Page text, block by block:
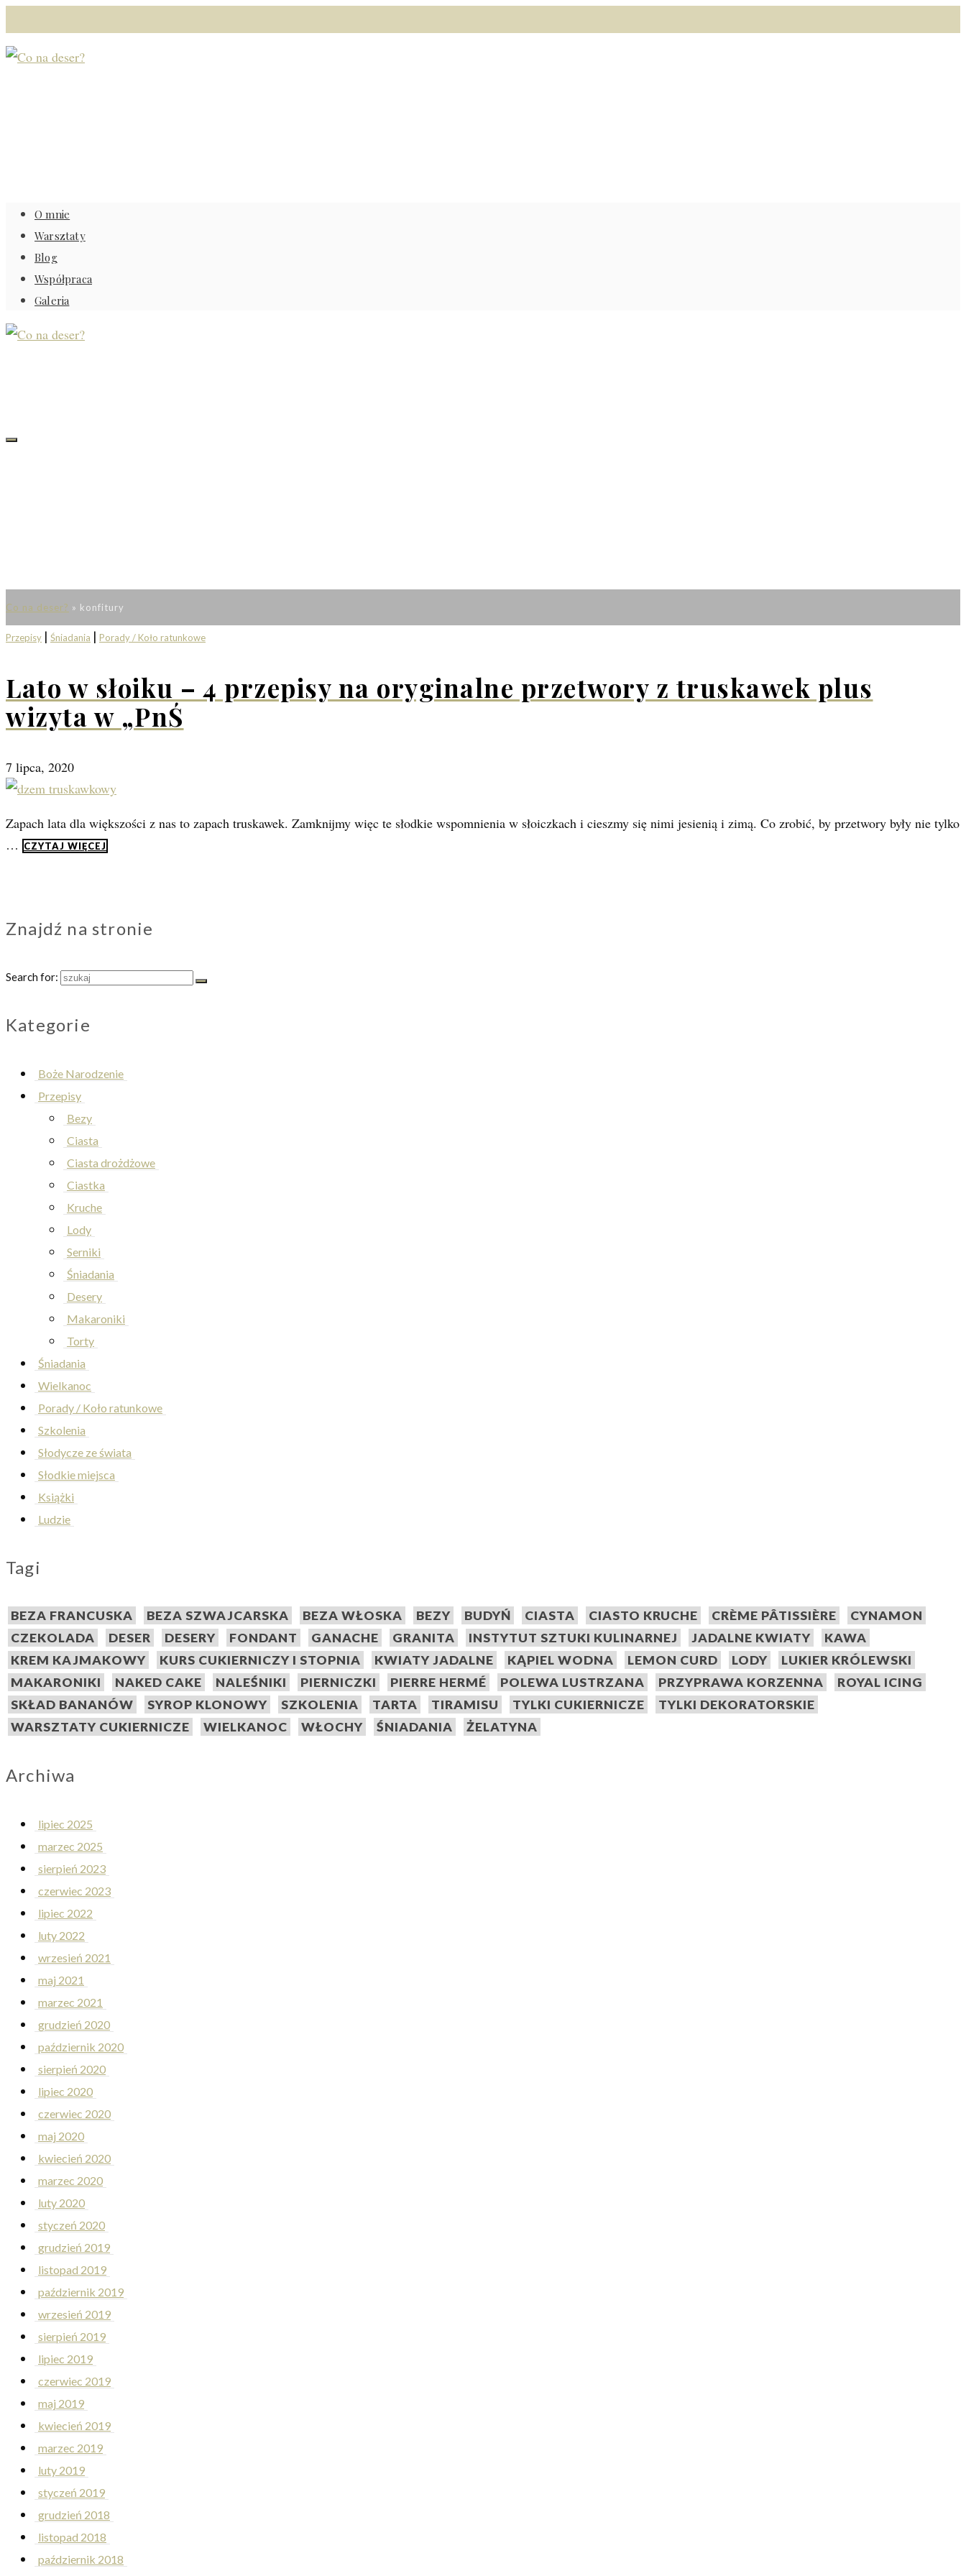
O mnie
Warsztaty
Blog
Współpraca
Galeria
Co na deser? » konfitury
Przepisy | Śniadania | Porady / Koło ratunkowe
Lato w słoiku – 4 przepisy na oryginalne przetwory z truskawek plus
wizyta w „PnŚ
7 lipca, 2020
Zapach lata dla większości z nas to zapach truskawek. Zamknijmy więc te słodkie wspomnienia w słoiczkach i cieszmy się nimi jesienią i zimą. Co zrobić, by przetwory były nie tylko
…
CZYTAJ WIĘCEJ
Znajdź na stronie
Search for:
Kategorie
Boże Narodzenie
Przepisy
Bezy
Ciasta
Ciasta drożdżowe
Ciastka
Kruche
Lody
Serniki
Śniadania
Desery
Makaroniki
Torty
Śniadania
Wielkanoc
Porady / Koło ratunkowe
Szkolenia
Słodycze ze świata
Słodkie miejsca
Książki
Ludzie
Tagi
BEZA FRANCUSKA BEZA SZWAJCARSKA BEZA WŁOSKA BEZY BUDYŃ CIASTA CIASTO KRUCHE CRÈME PÂTISSIÈRE
CYNAMON
CZEKOLADA
DESER DESERY FONDANT GANACHE GRANITA INSTYTUT SZTUKI KULINARNEJ JADALNE KWIATY
KAWA
KREM KAJMAKOWY
KURS CUKIERNICZY I STOPNIA KWIATY JADALNE KĄPIEL WODNA LEMON CURD LODY
LUKIER KRÓLEWSKI
MAKARONIKI
NAKED CAKE NALEŚNIKI PIERNICZKI PIERRE HERMÉ POLEWA LUSTRZANA PRZYPRAWA KORZENNA
ROYAL ICING
SKŁAD BANANÓW
SYROP KLONOWY SZKOLENIA TARTA TIRAMISU TYLKI CUKIERNICZE
TYLKI DEKORATORSKIE
WARSZTATY CUKIERNICZE
WIELKANOC WŁOCHY ŚNIADANIA ŻELATYNA
Archiwa
lipiec 2025
marzec 2025
sierpień 2023
czerwiec 2023
lipiec 2022
luty 2022
wrzesień 2021
maj 2021
marzec 2021
grudzień 2020
październik 2020
sierpień 2020
lipiec 2020
czerwiec 2020
maj 2020
kwiecień 2020
marzec 2020
luty 2020
styczeń 2020
grudzień 2019
listopad 2019
październik 2019
wrzesień 2019
sierpień 2019
lipiec 2019
czerwiec 2019
maj 2019
kwiecień 2019
marzec 2019
luty 2019
styczeń 2019
grudzień 2018
listopad 2018
październik 2018